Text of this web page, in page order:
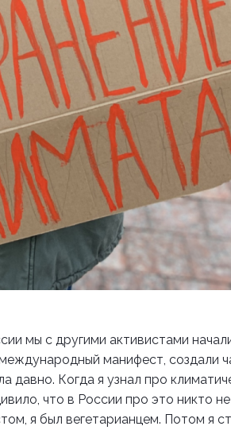
мы с другими активистами
манифест, создали
давно. Когда я узнал про
что в России про это никто
я был вегетарианцем. Потом я